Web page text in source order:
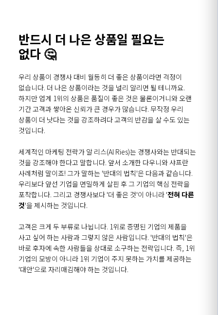
반드시 더 나은 상품일 필요는
없다 🤔
우리 상품이 경쟁사 대비 월등히 더 좋은 상품이라면 걱정이
없습니다. 더 나은 상품이라는 것을 널리 알리면 될 테니까요.
하지만 업계 1위의 상품은 품질이 좋은 것은 물론이거니와 오랜
기간 고객과 쌓아온 신뢰가 큰 경우가 많습니다. 무작정 우리
상품이 더 낫다는 것을 강조하려다 고객의 반감을 살 수도 있는
것입니다.
세계적인 마케팅 전략가 알 리스(Al Ries)는 경쟁사와는 반대되는
것을 강조해야 한다고 말합니다. 앞서 소개한 다우니와 샤프란
사례처럼 말이죠! 그가 말하는 '반대의 법칙'은 다음과 같습니다.
우리보다 앞선 기업을 면밀하게 살핀 후 그 기업의 핵심 전략을
포착합니다. 그리고 경쟁사보다 '더 좋은 것'이 아니라 '전혀 다른
것'을 제시하는 것입니다.
고객은 크게 두 부류로 나뉩니다. 1위로 증명된 기업의 제품을
사고 싶어 하는 사람과 그렇지 않은 사람입니다. '반대의 법칙'은
바로 후자에 속한 사람들을 상대로 소구하는 전략입니다. 즉, 1위
기업의 모방이 아니라 1위 기업이 주지 못하는 가치를 제공하는
'대안'으로 자리매김해야 하는 것입니다.